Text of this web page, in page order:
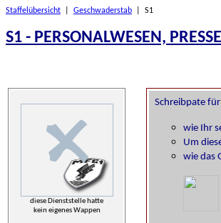
Staffelübersicht Geschwaderstab | S1
S1 - PERSONALWESEN,
diese Dienststelle hatte
kein eigenes Wappen